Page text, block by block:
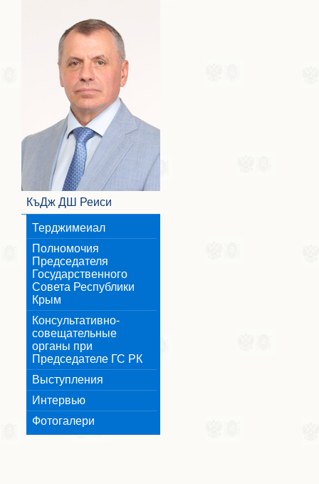
КъДж ДШ Реиси
Терджимеиал
Полномочия
Председателя
Государственного
Совета Республики
Крым
Консультативно-
совещательные
органы при
Председателе ГС РК
Выступления
Интервью
Фотогалери